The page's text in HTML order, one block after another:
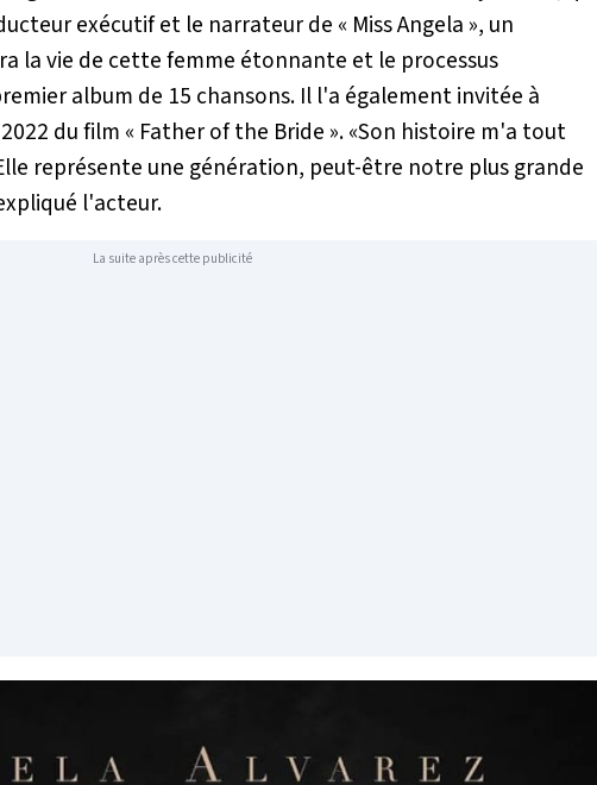
exécutif et le narrateur de « Miss Angela », un
la vie de cette femme étonnante et le processus
album de 15 chansons. Il l'a également invitée à
du film « Father of the Bride ». «Son histoire m'a tout
représente une génération, peut-être notre plus grande
l'acteur.
La suite après cette publicité